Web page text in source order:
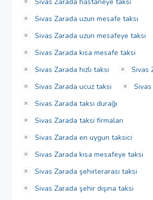
Sivas Zarada uzun mesafe taksi
Sivas Zarada uzun mesafeye taksi
Sivas Zarada kısa mesafe taksi
Sivas Zarada hızlı taksi
Sivas
Sivas Zarada ucuz taksi
Sivas Zarada taksi durağı
Sivas Zarada taksi firmaları
Sivas Zarada en uygun taksici
Sivas Zarada kısa mesafeye taksi
Sivas Zarada şehirlerarası taksi
Sivas Zarada şehir dışına taksi